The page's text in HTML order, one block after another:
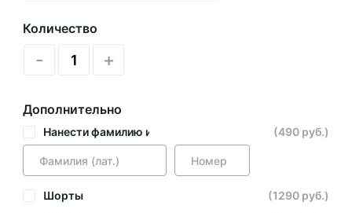
Количество
- +
Дополнительно
Нанести фамилию и номер (490 руб.)
Шорты
(1290 руб.)